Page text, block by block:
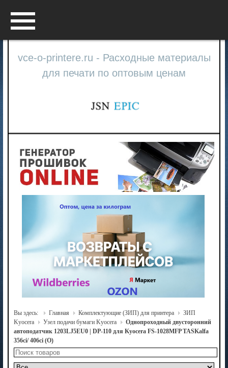
vce-o-printere.ru - Расходные материалы
для печати по оптовым ценам
Вы здесь: Главная Комплектующие (ЗИП) для принтера
ЗИП
Kyocera
Узел подачи бумаги Kyocera
Однопроходный двусторонний
автоподатчик 1203LJ5EU0 | DP-110 для Kyocera FS-1028MFP TASKalfa
356ci/ 406ci (O)